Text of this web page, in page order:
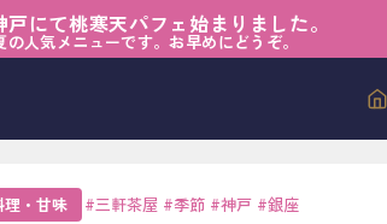
にて桃寒天パフェ始まりました。
の人気メニューです。お早めにどうぞ。
ります
はじまります
理・甘味 #三軒茶屋 #季節 #神戸 #銀座